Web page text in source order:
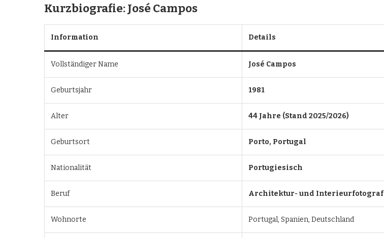
Kurzbiografie: José Campos
Information Details
Vollständiger Name José Campos
Geburtsjahr 1981
Alter 44 Jahre (Stand 2025/2026)
Geburtsort Porto, Portugal
Nationalität Portugiesisch
Beruf Architektur- und Interieurfotograf
Wohnorte Portugal, Spanien, Deutschland